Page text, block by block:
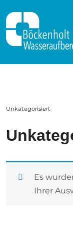
Unkategorisiert
Es
Ihrer